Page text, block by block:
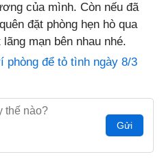
của mình. Còn nếu đã
đặt phòng hẹn hò qua
mạn bên nhau nhé.
phòng để tỏ tình ngày 8/3
Gửi